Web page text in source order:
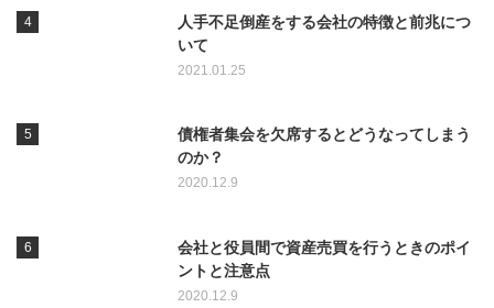
人手不足倒産をする会社の特徴と前兆につ
いて
2021.01.25
債権者集会を欠席するとどうなってしまう
のか？
2020.12.9
会社と役員間で資産売買を行うときのポイ
ントと注意点
2020.12.9